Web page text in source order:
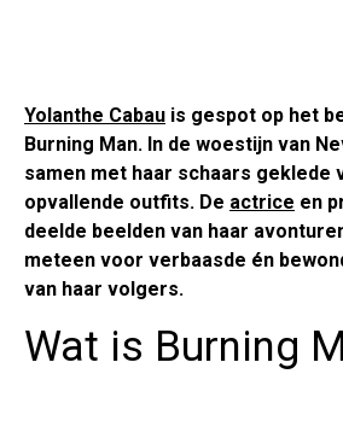
Yolanthe Cabau is gespot op het
Burning Man. In de woestijn van
samen met haar schaars geklede
opvallende outfits. De actrice en
deelde beelden van haar
meteen voor verbaasde én
van haar volgers.
Wat is Burning